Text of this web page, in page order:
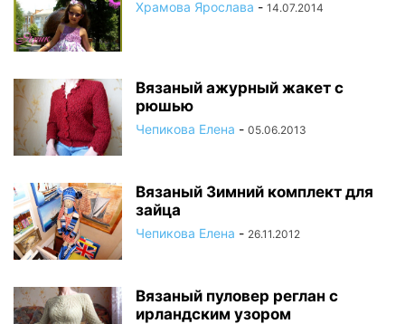
Храмова Ярослава - 14.07.2014
Вязаный ажурный жакет с
рюшью
Чепикова Елена - 05.06.2013
Вязаный Зимний комплект для
зайца
Чепикова Елена - 26.11.2012
Вязаный пуловер реглан с
ирландским узором